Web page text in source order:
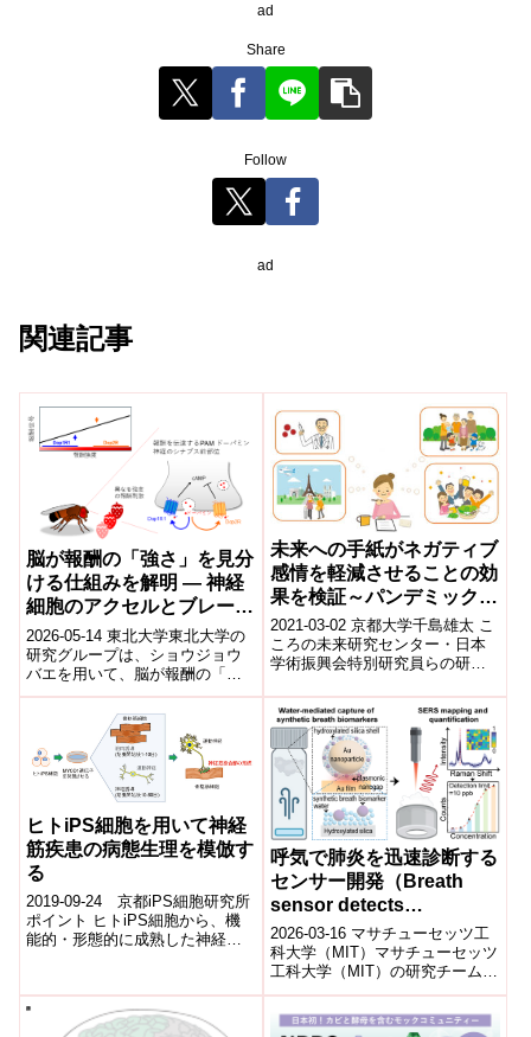
ad
Share
Follow
ad
関連記事
脳が報酬の「強さ」を見分
ける仕組みを解明 ― 神経
細胞のアクセルとブレーキ
のフィードバックが報酬強
度を調節する―
2026-05-14 東北大学東北大学の
研究グループは、ショウジョウ
バエを用いて、脳が報酬の「強
さ」を識別する仕組みを解明し
た。研究では、報酬シグナルを
未来への手紙がネガティブ
感情を軽減させることの効
果を検証～パンデミック下
における実験データから～
2021-03-02 京都大学千島雄太 こ
ころの未来研究センター・日本
学術振興会特別研究員らの研究
ることがネガティブ感情を軽減
させる...
ヒトiPS細胞を用いて神経
筋疾患の病態生理を模倣す
る
2019-09-24 京都iPS細胞研究所
ポイント ヒトiPS細胞から、機
能的・形態的に成熟した神経筋
呼気で肺炎を迅速診断する
センサー開発（Breath
sensor detects
pneumonia）
2026-03-16 マサチューセッツ工
科大学（MIT）マサチューセッツ
工科大学（MIT）の研究チーム
は、患者の呼気を分析して肺炎
を検出できる新しいセンサーを
開...